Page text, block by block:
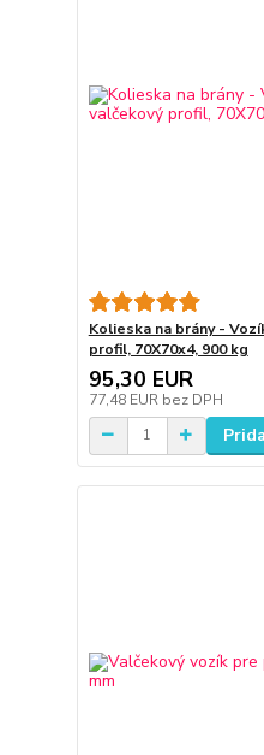
Kolieska na brány -
profil, 70X70x4, 900 kg
95,30 EUR
77,48 EUR bez DPH